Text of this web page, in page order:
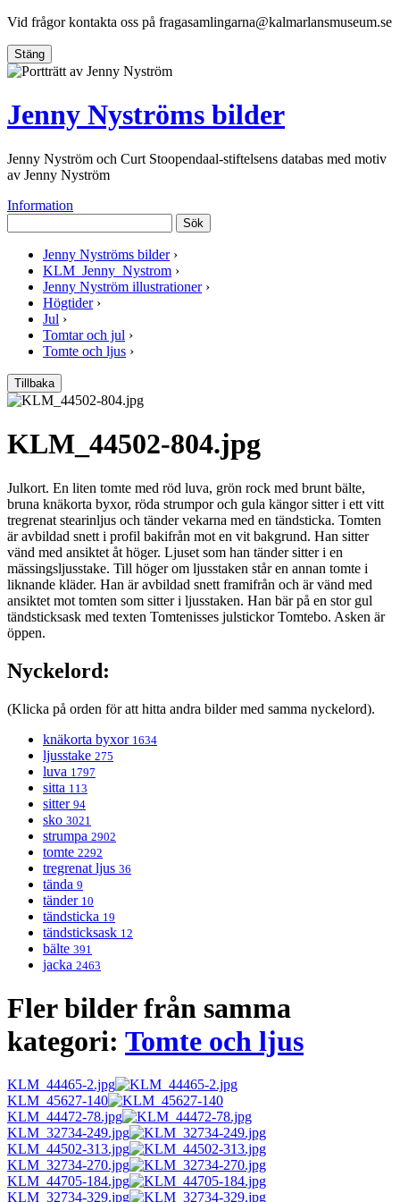
Vid frågor kontakta oss på fragasamlingarna@kalmarlansmuseum.se
Stäng
Jenny Nyströms bilder
Jenny Nyström och Curt Stoopendaal-stiftelsens databas med motiv
av Jenny Nyström
Information
Sök
Jenny Nyströms bilder ›
KLM_Jenny_Nystrom ›
Jenny Nyström illustrationer ›
Högtider ›
Jul ›
Tomtar och jul ›
Tomte och ljus ›
Tillbaka
KLM_44502-804.jpg
Julkort. En liten tomte med röd luva, grön rock med brunt bälte,
bruna knäkorta byxor, röda strumpor och gula kängor sitter i ett vitt
tregrenat stearinljus och tänder vekarna med en tändsticka. Tomten
är avbildad snett i profil bakifrån mot en vit bakgrund. Han sitter
vänd med ansiktet åt höger. Ljuset som han tänder sitter i en
mässingsljusstake. Till höger om ljusstaken står en annan tomte i
liknande kläder. Han är avbildad snett framifrån och är vänd med
ansiktet mot tomten som sitter i ljusstaken. Han bär på en stor gul
tändsticksask med texten Tomtenisses julstickor Tomtebo. Asken är
öppen.
Nyckelord:
(Klicka på orden för att hitta andra bilder med samma nyckelord).
knäkorta byxor 1634
ljusstake 275
luva 1797
sitta 113
sitter 94
sko 3021
strumpa 2902
tomte 2292
tregrenat ljus 36
tända 9
tänder 10
tändsticka 19
tändsticksask 12
bälte 391
jacka 2463
Fler bilder från samma
kategori: Tomte och ljus
KLM_44465-2.jpg
KLM_45627-140
KLM_44472-78.jpg
KLM_32734-249.jpg
KLM_44502-313.jpg
KLM_32734-270.jpg
KLM_44705-184.jpg
KLM_32734-329.jpg